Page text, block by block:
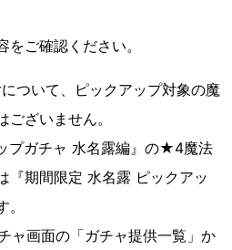
ご確認ください。
ついて、ピックアップ対象の魔
ざいません。
プガチャ 水名露編』の★4魔法
『期間限定 水名露 ピックアッ
ャ画面の「ガチャ提供一覧」か